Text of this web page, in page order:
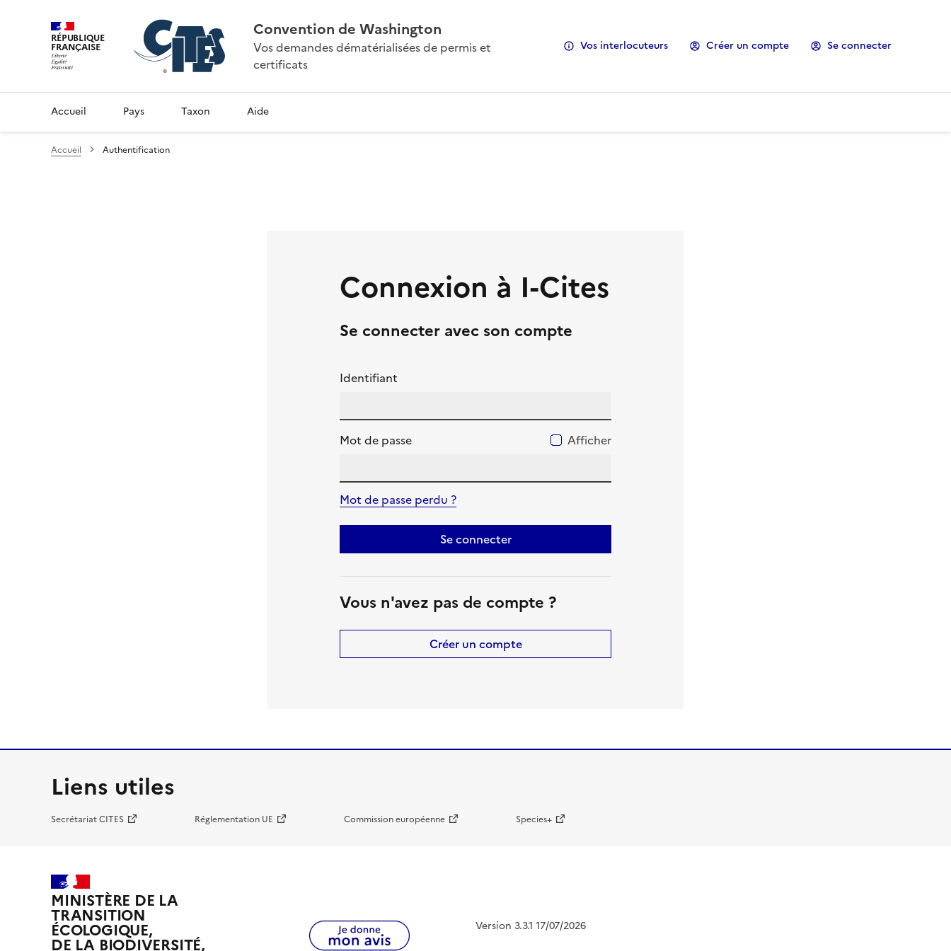
RÉPUBLIQUE
FRANÇAISE
Convention de Washington
Vos demandes dématérialisées de permis et
certificats
Vos interlocuteurs Créer un compte Se connecter
Accueil Pays Taxon Aide
Accueil Authentification
Connexion à I-Cites
Se connecter avec son compte
Identifiant
Mot de passe Afficher
Mot de passe perdu ?
Se connecter
Vous n'avez pas de compte ?
Créer un compte
Liens utiles
Secrétariat CITES Réglementation UE Commission européenne Species+
MINISTÈRE DE LA
TRANSITION
ÉCOLOGIQUE,
DE LA BIODIVERSITÉ,
Version 3.3.1 17/07/2026